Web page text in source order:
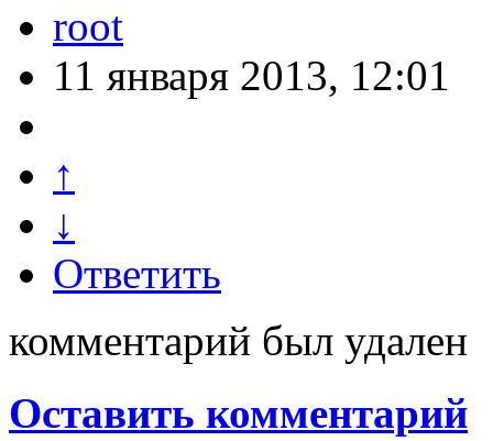
root
11 января 2013, 12:01
↑
↓
Ответить
комментарий был удален
Оставить комментарий